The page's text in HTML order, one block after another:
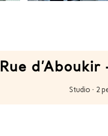
Rue
Studio · 2